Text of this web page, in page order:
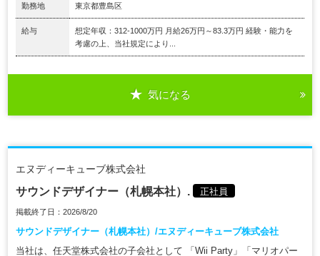
勤務地 東京都豊島区
給与
想定年収：312-1000万円 月給26万円～83.3万円 経験・能力を
考慮の上、当社規定により...
気になる
エヌディーキューブ株式会社
サウンドデザイナー（札幌本社）. 正社員
掲載終了日：2026/8/20
サウンドデザイナー（札幌本社）/エヌディーキューブ株式会社
当社は、任天堂株式会社の子会社として 「Wii Party」「マリオパー